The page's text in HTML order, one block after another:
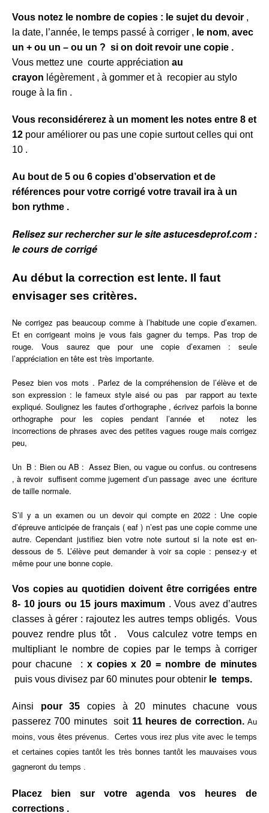
Vous notez le nombre de copies : le sujet du devoir ,
la date, l’année, le temps passé à corriger , le nom, avec
un + ou un – ou un ? si on doit revoir une copie .
Vous mettez une courte appréciation au
crayon légèrement , à gommer et à recopier au stylo
rouge à la fin .
Vous reconsidérerez à un moment les notes entre 8 et
12 pour améliorer ou pas une copie surtout celles qui ont
10 .
Au bout de 5 ou 6 copies d’observation et de
références pour votre corrigé votre travail ira à un
bon rythme .
Relisez sur rechercher sur le site astucesdeprof.com :
le cours de corrigé
Au début la correction est lente. Il faut
envisager ses critères.
Ne corrigez pas beaucoup comme à l’habitude une copie d’examen.
Et en corrigeant moins je vous fais gagner du temps. Pas trop de
rouge. Vous saurez que pour une copie d’examen : seule
l’appréciation en tête est très importante.
Pesez bien vos mots . Parlez de la compréhension de l’élève et de
son expression : le fameux style aisé ou pas par rapport au texte
expliqué. Soulignez les fautes d’orthographe , écrivez parfois la bonne
orthographe pour les copies pendant l’année et notez les
incorrections de phrases avec des petites vagues rouge mais corrigez
peu,
Un B : Bien ou AB : Assez Bien, ou vague ou confus. ou contresens
, à revoir suffisent comme jugement d’un passage avec une écriture
de taille normale.
S’il y a un examen ou un devoir qui compte en 2022 : Une copie
d’épreuve anticipée de français ( eaf ) n’est pas une copie comme une
autre. Cependant justifiez bien votre note surtout si la note est en-
dessous de 5. L’élève peut demander à voir sa copie : pensez-y et
même pour une bonne copie.
Vos copies au quotidien doivent être corrigées entre
8- 10 jours ou 15 jours maximum . Vous avez d’autres
classes à gérer : rajoutez les autres temps obligés. Vous
pouvez rendre plus tôt . Vous calculez votre temps en
multipliant le nombre de copies par le temps à corriger
pour chacune : x copies x 20 = nombre de minutes
puis vous divisez par 60 minutes pour obtenir le temps.
Ainsi pour 35 copies à 20 minutes chacune vous
passerez 700 minutes soit 11 heures de correction. Au
moins, vous êtes prévenus. Certes vous irez plus vite avec le temps
et certaines copies tantôt les très bonnes tantôt les mauvaises vous
gagneront du temps .
Placez bien sur votre agenda vos heures de
corrections .